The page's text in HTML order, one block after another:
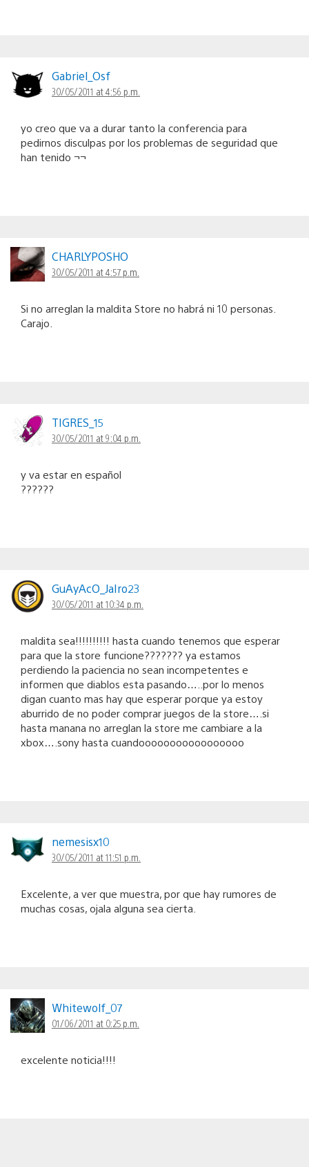
Gabriel_Osf
30/05/2011 at 4:56 p.m.
yo creo que va a durar tanto la conferencia para
pedirnos disculpas por los problemas de seguridad que
han tenido ¬¬
CHARLYPOSHO
30/05/2011 at 4:57 p.m.
Si no arreglan la maldita Store no habrá ni 10 personas.
Carajo.
TIGRES_15
30/05/2011 at 9:04 p.m.
y va estar en español
??????
GuAyAcO_JaIro23
30/05/2011 at 10:34 p.m.
maldita sea!!!!!!!!!! hasta cuando tenemos que esperar
para que la store funcione??????? ya estamos
perdiendo la paciencia no sean incompetentes e
informen que diablos esta pasando…..por lo menos
digan cuanto mas hay que esperar porque ya estoy
aburrido de no poder comprar juegos de la store….si
hasta manana no arreglan la store me cambiare a la
xbox….sony hasta cuandooooooooooooooooo
nemesisx10
30/05/2011 at 11:51 p.m.
Excelente, a ver que muestra, por que hay rumores de
muchas cosas, ojala alguna sea cierta.
Whitewolf_07
01/06/2011 at 0:25 p.m.
excelente noticia!!!!